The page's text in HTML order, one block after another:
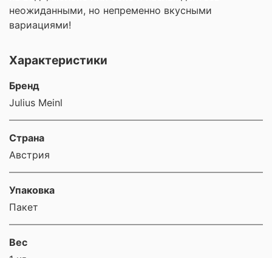
неожиданными, но непременно вкусными
вариациями!
Характеристики
Бренд
Julius Meinl
Страна
Австрия
Упаковка
Пакет
Вес